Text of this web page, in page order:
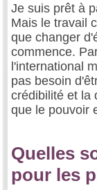
Je suis prêt à
Mais le travail
que changer
commence.
l'international
pas besoin
crédibilité et la
que le pouvoir
Quelles
pour les